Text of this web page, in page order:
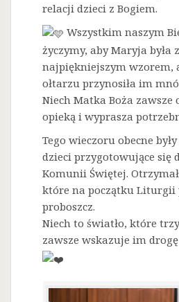
relacji dzieci z Bogiem.
Wszystkim naszym
życzymy, aby Maryja była
najpiękniejszym wzorem,
ołtarzu przynosiła im
Niech Matka Boża zawsze
opieką i wyprasza
Tego wieczoru obecne
dzieci przygotowujące się
Komunii Świętej.
które na początku Liturgii
proboszcz.
Niech to światło, które
zawsze wskazuje im drogę